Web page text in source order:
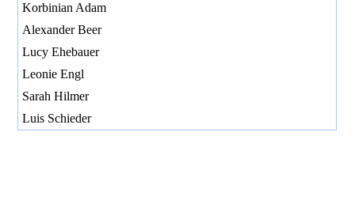
Korbinian Adam
Alexander Beer
Lucy Ehebauer
Leonie Engl
Sarah Hilmer
Luis Schieder